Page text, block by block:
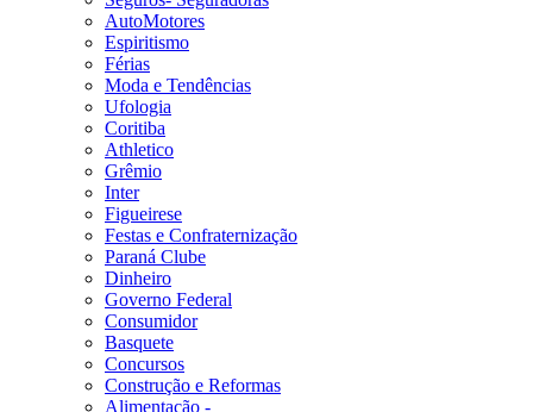
AutoMotores
Espiritismo
Férias
Moda e Tendências
Ufologia
Coritiba
Athletico
Grêmio
Inter
Figueirese
Festas e Confraternização
Paraná Clube
Dinheiro
Governo Federal
Consumidor
Basquete
Concursos
Construção e Reformas
Alimentação -